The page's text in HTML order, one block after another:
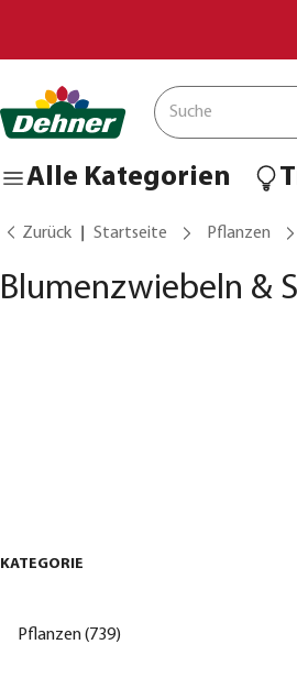
Alle Kategorien
Zurück Startseite Pflanzen
Blumenzwiebeln &
KATEGORIE
Pflanzen (739)